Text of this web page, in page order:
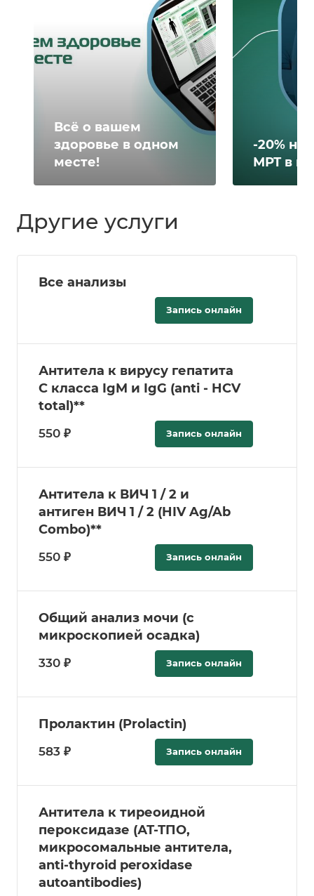
Всё о вашем
здоровье в одном
месте!
-20% на
МРТ в
Другие услуги
Все анализы
Запись онлайн
Антитела к вирусу гепатита
C класса IgM и IgG (anti - HCV
total)**
550 ₽ Запись онлайн
Антитела к ВИЧ 1 / 2 и
антиген ВИЧ 1 / 2 (HIV Ag/Ab
Combo)**
550 ₽ Запись онлайн
Общий анализ мочи (с
микроскопией осадка)
330 ₽ Запись онлайн
Пролактин (Prolactin)
583 ₽ Запись онлайн
Антитела к тиреоидной
пероксидазе (АТ-ТПО,
микросомальные антитела,
anti-thyroid peroxidase
autoantibodies)